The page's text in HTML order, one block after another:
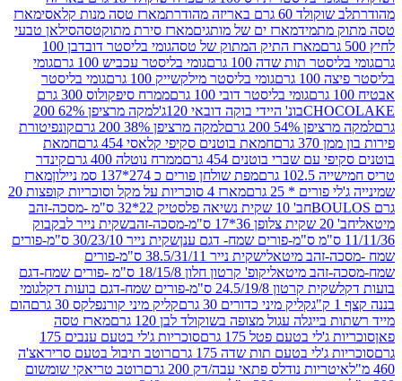
60 גרם באריזה מהודרת
מארז טסה מנות קלאסי מארז
מארז ים של מותגיםמארז סירת מתוקטסהסילאן טבעי
מארז התיק המתוק של טסה
גומי בליסטר דובדבן 100
תות שדה 100 גרם
גומי בליסטר עכביש 100 גרם
גומי
גרם
גומי בליסטר מילקשייק 100 גרם
גומי בליסטר
גומי בליסטר דובי 100 גרם
ממרח סיפקולוס 300 גרם
בונ' היידי בוקה דובאי 120ג'
למקה מרציפן 62% 200
200 גרם
למקה מרציפן 38% 200 גרם
קונפיטורת
גרם
חמאת בוטנים סקיפי קלאסי 454 גרם
חמאת
עם שברי בוטנים 454 גרם
ממרח נוטלה 400 גרם
קינדר
גרם
מפת שולחן פורים כ 274*137 סמ ניילון
מארז
* 25 גרם
מארז 4 סוכריות על מקל וסוכריות קופצות 20
חב' 10 שקית נשיאה פלסטיק 22*32 ס"מ -מסכה-זהב
שקית נייר לבקבוק
שקית נייר 30/23/10 ס"מ-פורים
זהב מיטאלי
שקית נייר 38.5/31/11 ס"מ-פורים
מיטאלי
קופ' קרטון חלון 18/15/8 ס"מ -פורים שמח-דגם
שקית קרטון 24.5/19/8 ס"מ-פורים שמח-דגם בועות דקל
גומי
קליק מיני כדורים 30 גרם
קליק מיני קורנפלקס 30 גרם
הום
עגול מצופה בשוקולד לבן 120 גרם
מארז טסה
בטעם פטל 175 גרם
סוכריות ג'לי בטעם ענבים 175
ג'לי בטעם תות שדה 175 גרם
רוטב תיבול בטעם סריראצ'ה
נודלס פתאי עבה/דק 200 גרם
רוטב טריאקי שומשום